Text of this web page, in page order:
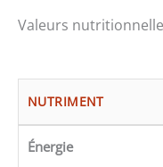
Valeurs
NUTRIMENT
Énergie